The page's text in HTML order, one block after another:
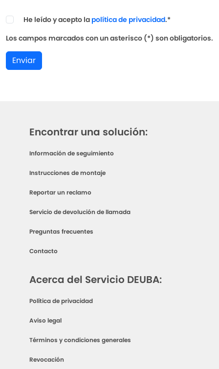
He leído y acepto la política de privacidad.*
Los campos marcados con un asterisco (*) son obligatorios.
Enviar
Encontrar una solución:
Información de seguimiento
Instrucciones de montaje
Reportar un reclamo
Servicio de devolución de llamada
Preguntas frecuentes
Contacto
Acerca del Servicio DEUBA:
Política de privacidad
Aviso legal
Términos y condiciones generales
Revocación